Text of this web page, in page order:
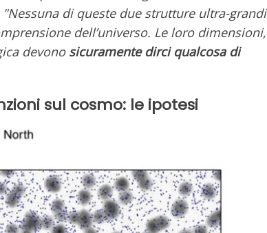
"Nessuna di queste due strutture ultra-grandi
dell’universo. Le loro dimensioni,
devono sicuramente dirci qualcosa di
sul cosmo: le ipotesi